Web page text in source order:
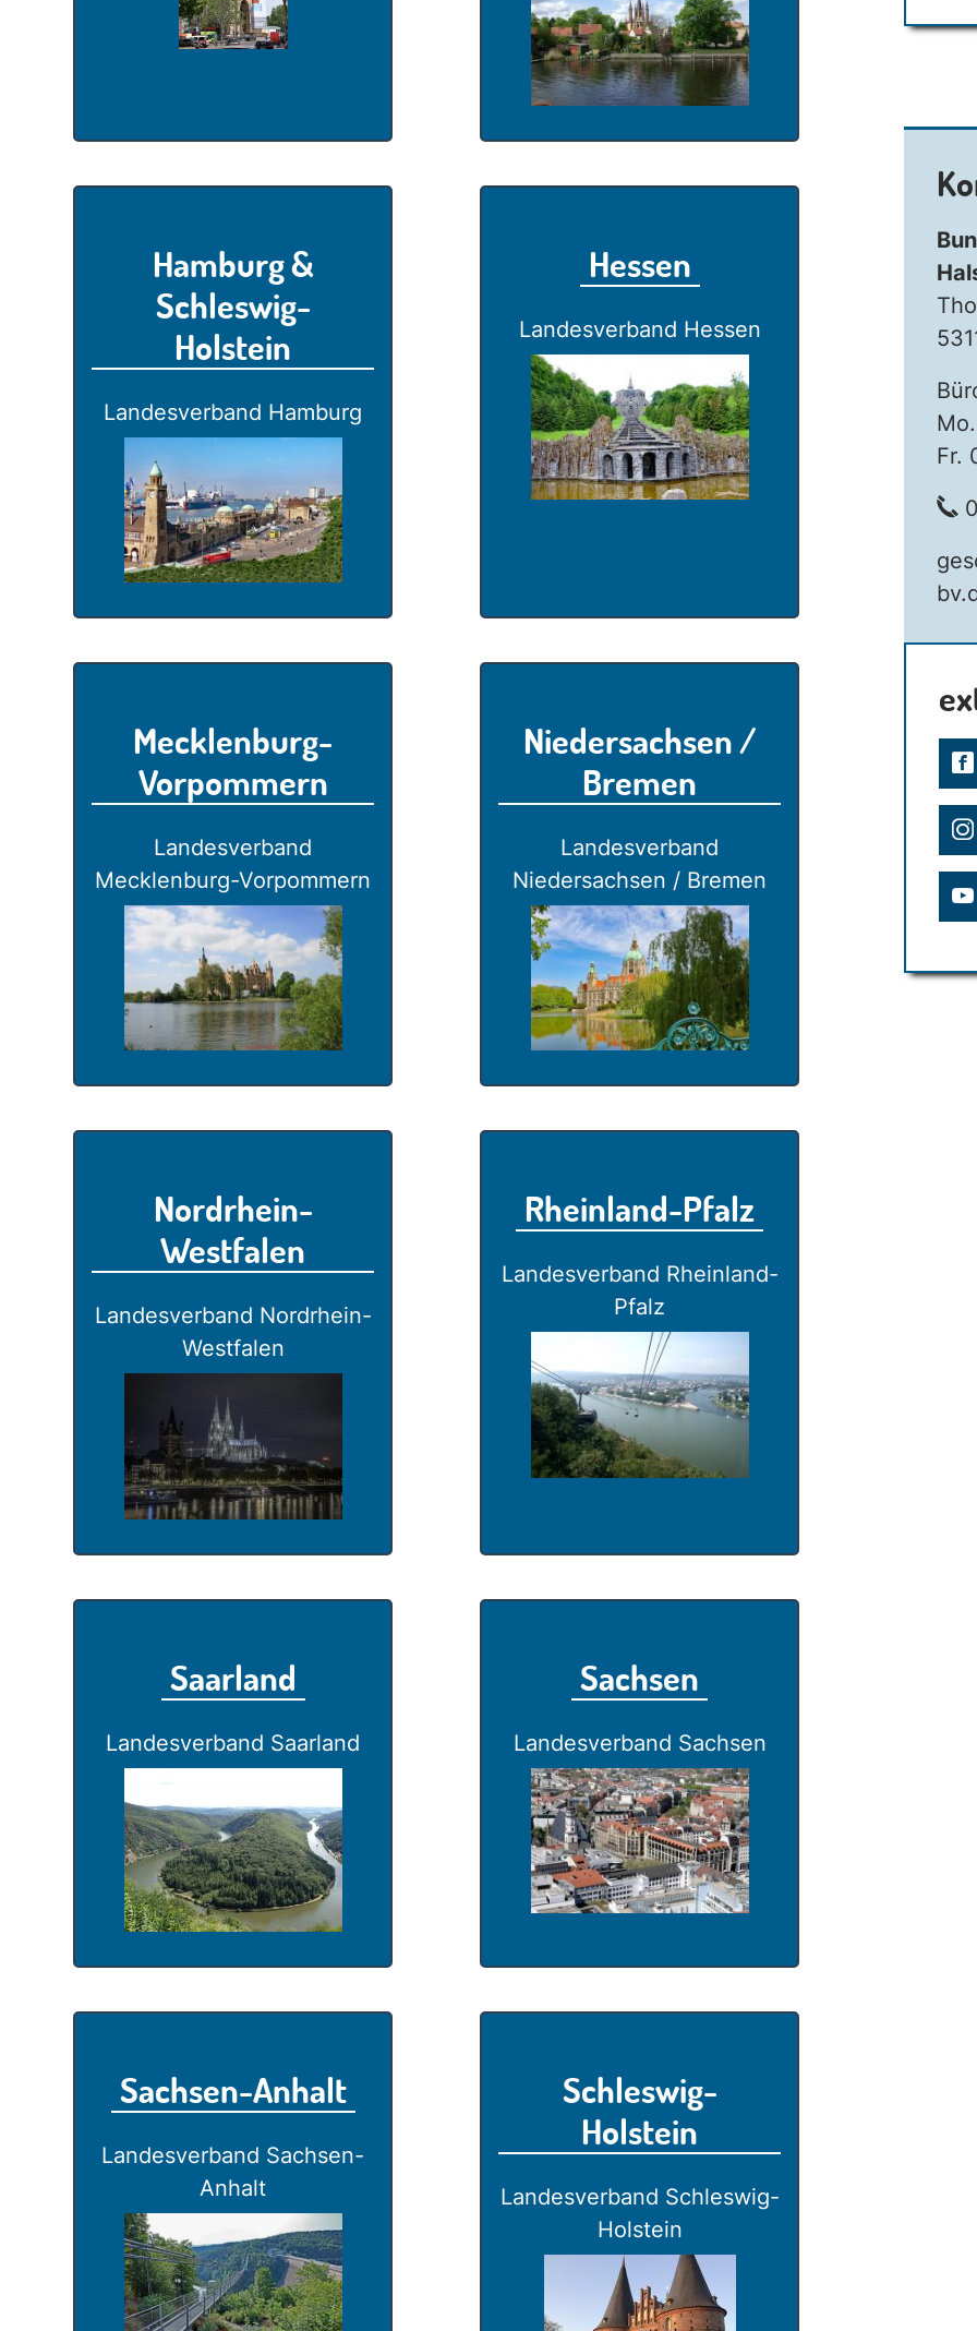
Hamburg &
Schleswig-
Holstein
Landesverband Hamburg
Hessen
Landesverband Hessen
Mecklenburg-
Vorpommern
Landesverband
Mecklenburg-Vorpommern
Niedersachsen /
Bremen
Landesverband
Niedersachsen / Bremen
Nordrhein-
Westfalen
Landesverband Nordrhein-
Westfalen
Rheinland-Pfalz
Landesverband Rheinland-
Pfalz
Saarland
Landesverband Saarland
Sachsen
Landesverband Sachsen
Sachsen-Anhalt
Landesverband Sachsen-
Anhalt
Schleswig-
Holstein
Landesverband Schleswig-
Holstein
Fr.